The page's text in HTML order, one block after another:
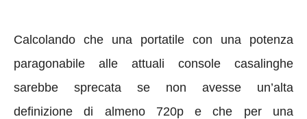
Calcolando che una portatile con una potenza
paragonabile alle attuali console casalinghe
sarebbe sprecata se non avesse un’alta
definizione di almeno 720p e che per una